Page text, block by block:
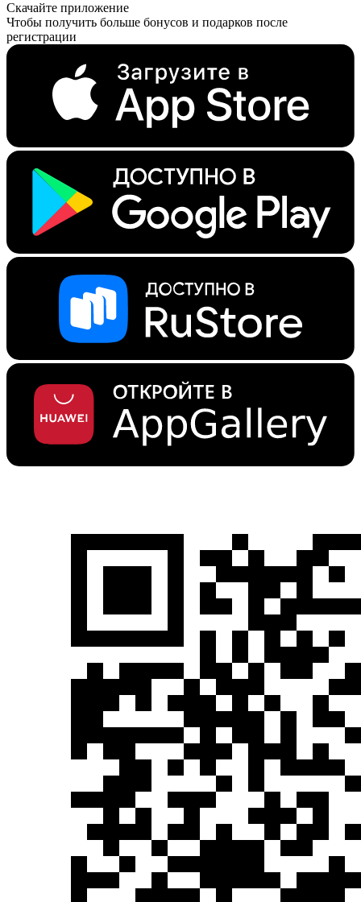
Скачайте приложение
Чтобы получить больше бонусов и подарков после
регистрации